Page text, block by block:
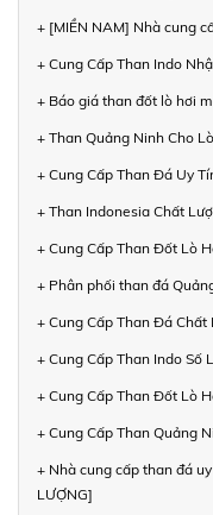
+ [MIỀN NAM] Nhà cung
+ Cung Cấp Than Indo
+ Báo giá than đốt lò hơi
+ Than Quảng Ninh Cho
+ Cung Cấp Than Đá Uy
+ Than Indonesia Chất
+ Cung Cấp Than Đốt Lò
+ Phân phối than đá
+ Cung Cấp Than Đá Chất
+ Cung Cấp Than Indo Số
+ Cung Cấp Than Đốt Lò
+ Cung Cấp Than Quảng
+ Nhà cung cấp than đá
LƯỢNG]